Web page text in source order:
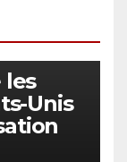
les
Unis